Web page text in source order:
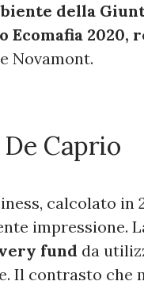
della
Ecomafia 2020,
Novamont.
Caprio
calcolato
impressione.
fund da
Il contrasto che